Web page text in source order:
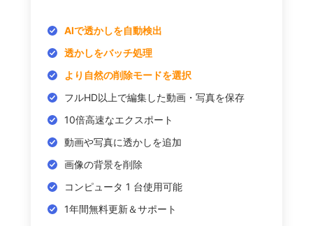
AIで透かしを自動検出
透かしをバッチ処理
より自然の削除モードを選択
フルHD以上で編集した動画・写真を保存
10倍高速なエクスポート
動画や写真に透かしを追加
画像の背景を削除
コンピュータ 1 台使用可能
1年間無料更新＆サポート